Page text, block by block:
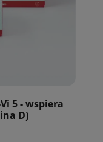
5 - wspiera
D)